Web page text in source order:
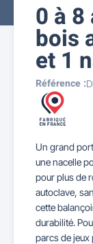
0 à
bois
et 1
Référence :
Un grand
une nacelle
pour plus de
autoclave,
cette
durabilité.
parcs de jeux